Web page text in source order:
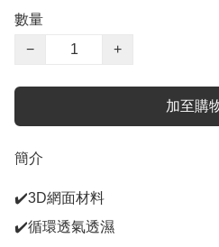
數量
−
+
加至購
簡介
✔️3D網面材料
✔️循環透氣透濕